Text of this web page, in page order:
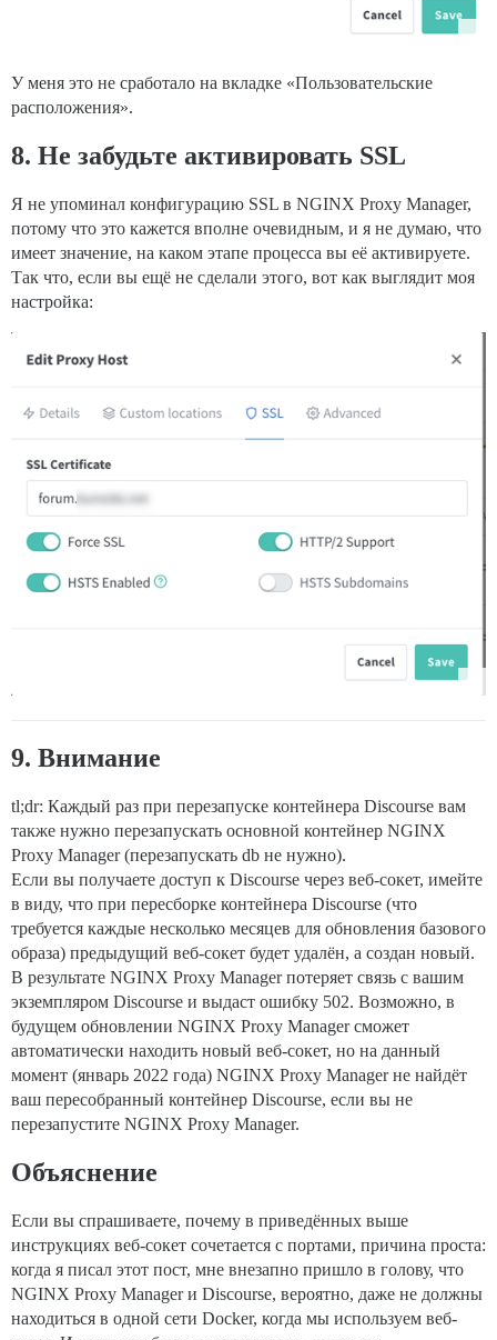
У меня это не сработало на вкладке «Пользовательские
расположения».
8. Не забудьте активировать SSL
Я не упоминал конфигурацию SSL в NGINX Proxy Manager,
потому что это кажется вполне очевидным, и я не думаю, что
имеет значение, на каком этапе процесса вы её активируете.
Так что, если вы ещё не сделали этого, вот как выглядит моя
настройка:
9. Внимание
tl;dr: Каждый раз при перезапуске контейнера Discourse вам
также нужно перезапускать основной контейнер NGINX
Proxy Manager (перезапускать db не нужно).
Если вы получаете доступ к Discourse через веб-сокет, имейте
в виду, что при пересборке контейнера Discourse (что
требуется каждые несколько месяцев для обновления базового
образа) предыдущий веб-сокет будет удалён, а создан новый.
В результате NGINX Proxy Manager потеряет связь с вашим
экземпляром Discourse и выдаст ошибку 502. Возможно, в
будущем обновлении NGINX Proxy Manager сможет
автоматически находить новый веб-сокет, но на данный
момент (январь 2022 года) NGINX Proxy Manager не найдёт
ваш пересобранный контейнер Discourse, если вы не
перезапустите NGINX Proxy Manager.
Объяснение
Если вы спрашиваете, почему в приведённых выше
инструкциях веб-сокет сочетается с портами, причина проста:
когда я писал этот пост, мне внезапно пришло в голову, что
NGINX Proxy Manager и Discourse, вероятно, даже не должны
находиться в одной сети Docker, когда мы используем веб-